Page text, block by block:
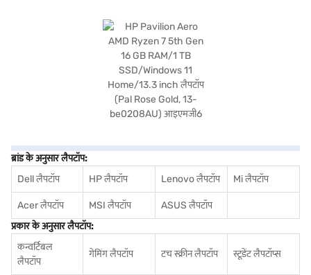
ब्रांड के अनुसार लैपटॉप:
Dell लैपटॉप
HP लैपटॉप Lenovo लैपटॉप Mi लैपटॉप
Acer लैपटॉप MSI लैपटॉप
ASUS लैपटॉप
प्रकार के अनुसार लैपटॉप:
कन्वर्टिबल
लैपटॉप
गेमिंग लैपटॉप टच स्क्रीन लैपटॉप स्टूडेंट लैपटॉप्स